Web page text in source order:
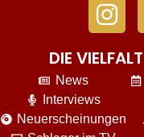
DIE
News
Interviews
Neuerscheinungen